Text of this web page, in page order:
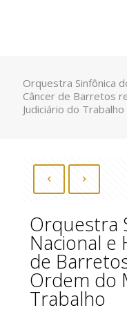
Orquestra Sinfônica
Câncer de Barretos
Judiciário do Trabalho
Orquestra
Nacional e
de
Ordem do
Trabalho